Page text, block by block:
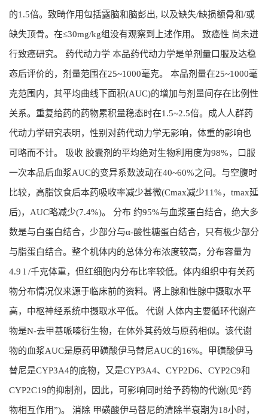
的1.5倍。致畸作用包括露脑和脑彭出, 以及缺失/缺损额骨和/或
缺失顶骨。在≤30mg/kg组没有观察到上述作用。 致癌性 尚未进
行致癌研究。 药代动力学 本品药代动力学是单剂量口服及达稳
态后评价的，剂量范围在25~1000毫克。 本品剂量在25~1000毫
克范围内，其平均曲线下面积(AUC)的增加与剂量间存在比例性
关系。重复给药的药物累积量稳态时在1.5~2.5倍。成人人群药
代动力学研究表明，性别对药代动力学无影响，体重的影响也
可略而不计。 吸收 胶囊剂的平均绝对生物利用度为98%，口服
一次本品后血浆AUC的变异系数波动在40~60%之间。与空腹时
比较，高脂饮食后本药吸收率减少甚微(Cmax减少11%，tmax延
后)，AUC略减少(7.4%)。 分布 约95%与血浆蛋白结合，绝大多
数是与白蛋白结合，少部分与α-酸性糖蛋白结合，只有极少部分
与脂蛋白结合。整个机体内的总体分布浓度较高，分布容量为
4.9 l /千克体重，但红细胞内分布比率较低。体内组织中有关药
物分布情况仅来源于临床前的资料。肾上腺和性腺中摄取水平
高，中枢神经系统中摄取水平低。 代谢 人体内主要循环代谢产
物是N-去甲基哌嗪衍生物，在体外其药效与原药相似。该代谢
物的血浆AUC是原药甲磺酸伊马替尼AUC的16%。甲磺酸伊马
替尼是CYP3A4的底物，又是CYP3A4、CYP2D6、CYP2C9和
CYP2C19的抑制剂，因此，可影响同时给予药物的代谢(见“药
物相互作用”)。 消除 甲磺酸伊马替尼的清除半衰期为18小时，